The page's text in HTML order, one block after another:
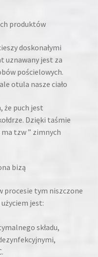
produktów
doskonałymi
uznawany jest za
pościelowych.
otula nasze ciało
że puch jest
Dzięki taśmie
tzw ” zimnych
bizą
procesie tym niszczone
jest:
składu,